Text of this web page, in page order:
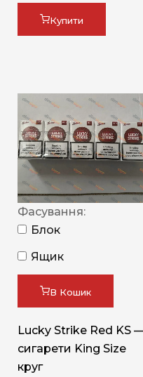
Купити
Фасування:
Блок
Ящик
В Кошик
Lucky Strike Red KS
сигарети King Size
круг